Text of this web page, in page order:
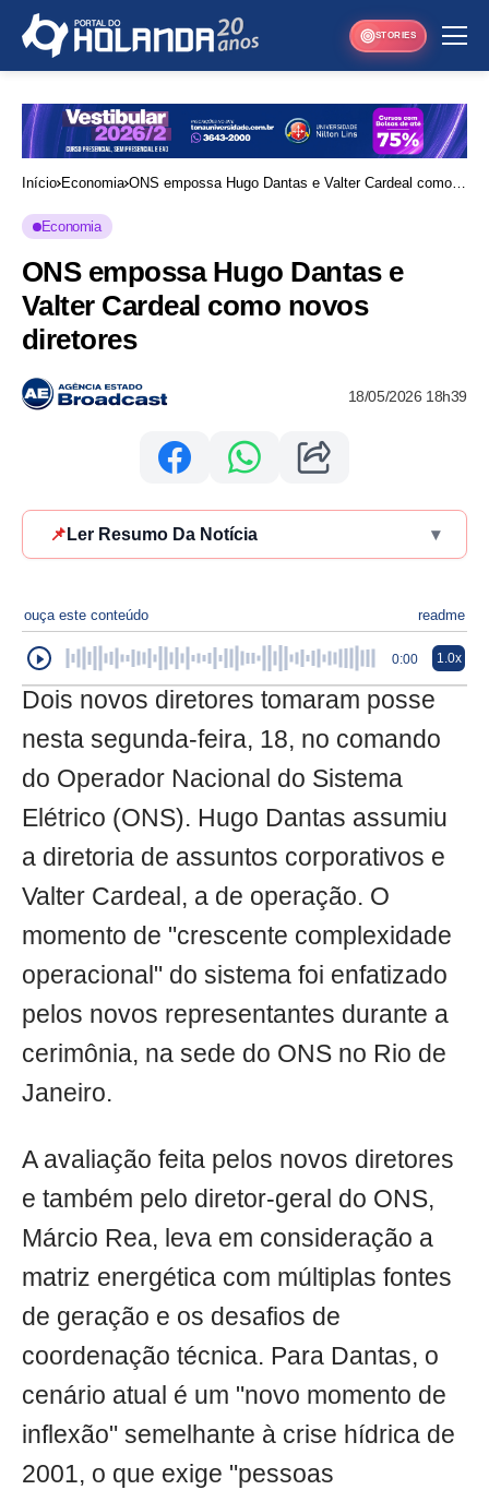
STORIES
Início Economia ONS empossa Hugo Dantas e Valter Cardeal como
Economia
ONS empossa Hugo Dantas e
Valter Cardeal como novos
diretores
18/05/2026 18h39
📌 Ler Resumo Da Notícia ▾
ouça este conteúdo readme
0:00 1.0x
Dois novos diretores tomaram posse
nesta segunda-feira, 18, no comando
do Operador Nacional do Sistema
Elétrico (ONS). Hugo Dantas assumiu
a diretoria de assuntos corporativos e
Valter Cardeal, a de operação. O
momento de "crescente complexidade
operacional" do sistema foi enfatizado
pelos novos representantes durante a
cerimônia, na sede do ONS no Rio de
Janeiro.
A avaliação feita pelos novos diretores
e também pelo diretor-geral do ONS,
Márcio Rea, leva em consideração a
matriz energética com múltiplas fontes
de geração e os desafios de
coordenação técnica. Para Dantas, o
cenário atual é um "novo momento de
inflexão" semelhante à crise hídrica de
2001, o que exige "pessoas